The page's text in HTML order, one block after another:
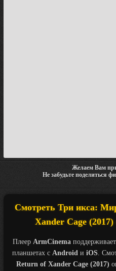
Желаем Вам
Не забудьте поделиться
Смотреть Три икса:
Xander Cage (2017)
Плеер ArmCinema
планшетах с Android и iOS.
Return of Xander Cage (2017)